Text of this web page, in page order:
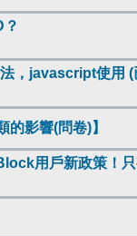
，javascript使用 (
影響(問卷)】
用戶新政策！